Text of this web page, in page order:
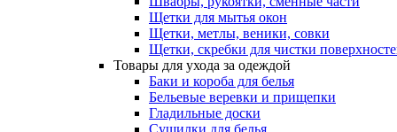
Щетки для мытья окон
Щетки, метлы, веники, совки
Щетки, скребки для чистки
Товары для ухода за одеждой
Баки и короба для белья
Бельевые веревки и прищепки
Гладильные доски
Сушилки для белья